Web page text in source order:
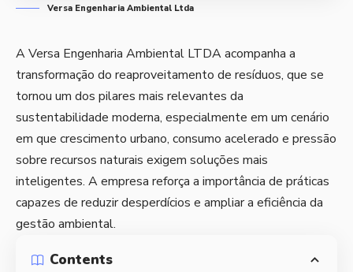
Versa Engenharia Ambiental Ltda
A Versa Engenharia Ambiental LTDA acompanha a
transformação do reaproveitamento de resíduos, que se
tornou um dos pilares mais relevantes da
sustentabilidade moderna, especialmente em um cenário
em que crescimento urbano, consumo acelerado e pressão
sobre recursos naturais exigem soluções mais
inteligentes. A empresa reforça a importância de práticas
capazes de reduzir desperdícios e ampliar a eficiência da
gestão ambiental.
Contents